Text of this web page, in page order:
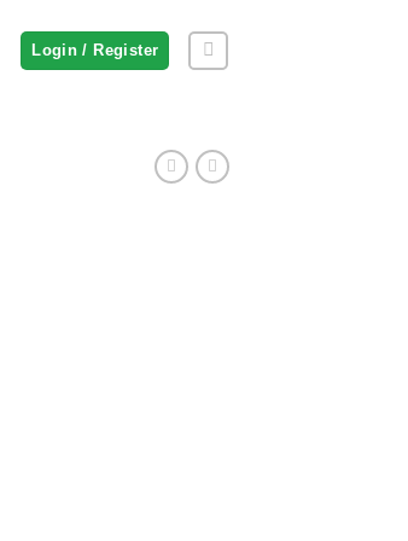
Login / Register